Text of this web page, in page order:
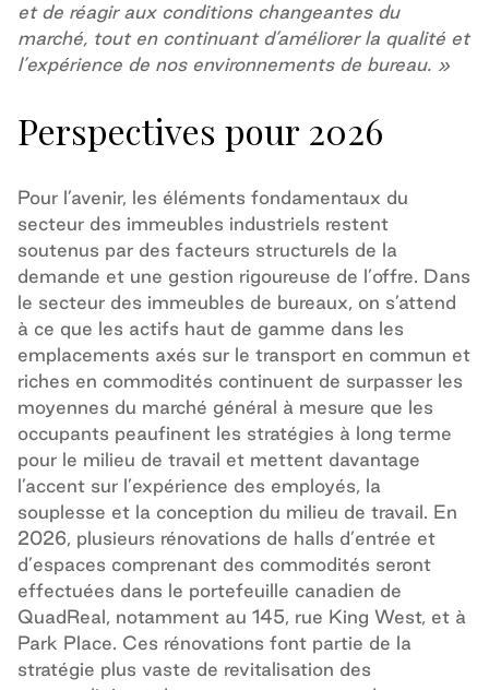
et de réagir aux conditions changeantes du
marché, tout en continuant d’améliorer la qualité et
l’expérience de nos environnements de bureau. »
Perspectives pour 2026
Pour l’avenir, les éléments fondamentaux du
secteur des immeubles industriels restent
soutenus par des facteurs structurels de la
demande et une gestion rigoureuse de l’offre. Dans
le secteur des immeubles de bureaux, on s’attend
à ce que les actifs haut de gamme dans les
emplacements axés sur le transport en commun et
riches en commodités continuent de surpasser les
moyennes du marché général à mesure que les
occupants peaufinent les stratégies à long terme
pour le milieu de travail et mettent davantage
l’accent sur l’expérience des employés, la
souplesse et la conception du milieu de travail. En
2026, plusieurs rénovations de halls d’entrée et
d’espaces comprenant des commodités seront
effectuées dans le portefeuille canadien de
QuadReal, notamment au 145, rue King West, et à
Park Place. Ces rénovations font partie de la
stratégie plus vaste de revitalisation des